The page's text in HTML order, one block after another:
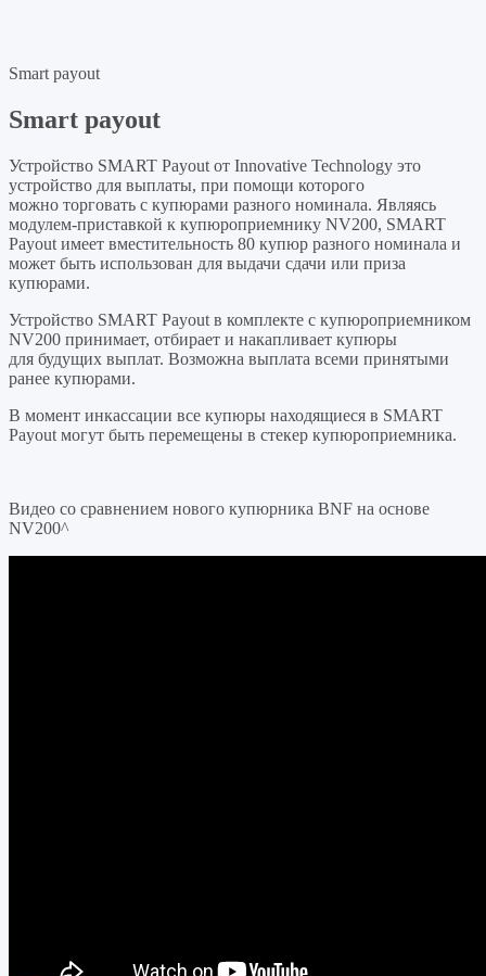
Smart payout
Smart payout
Устройство SMART Payout от Innovative Technology это
устройство для выплаты, при помощи которого
можно торговать с купюрами разного номинала. Являясь
модулем-приставкой к купюроприемнику NV200, SMART
Payout имеет вместительность 80 купюр разного номинала и
может быть использован для выдачи сдачи или приза
купюрами.
Устройство SMART Payout в комплекте с купюроприемником
NV200 принимает, отбирает и накапливает купюры
для будущих выплат. Возможна выплата всеми принятыми
ранее купюрами.
В момент инкассации все купюры находящиеся в SMART
Payout могут быть перемещены в стекер купюроприемника.
Видео со сравнением нового купюрника BNF на основе
NV200^